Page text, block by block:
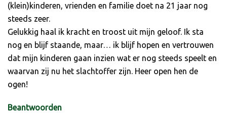
(klein)kinderen, vrienden en familie doet na 21 jaar nog
steeds zeer.
Gelukkig haal ik kracht en troost uit mijn geloof. Ik sta
nog en blijf staande, maar… ik blijf hopen en vertrouwen
dat mijn kinderen gaan inzien wat er nog steeds speelt en
waarvan zij nu het slachtoffer zijn. Heer open hen de
ogen!
Beantwoorden